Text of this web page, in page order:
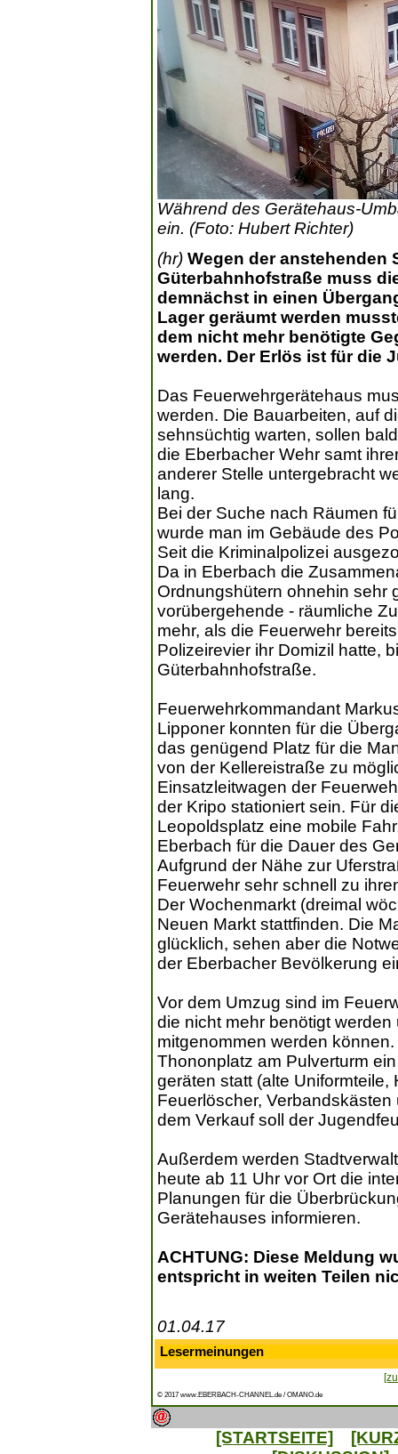
Während des Gerätehaus-
ein. (Foto: Hubert Richter)
(hr) Wegen der anstehenden
Güterbahnhofstraße muss
demnächst in einen
Lager geräumt werden
dem nicht mehr benötigte
werden. Der Erlös ist für die
Das Feuerwehrgerätehaus
werden. Die Bauarbeiten, auf
sehnsüchtig warten, sollen
die Eberbacher Wehr samt
anderer Stelle untergebracht
lang.
Bei der Suche nach Räumen
wurde man im Gebäude des
Seit die Kriminalpolizei
Da in Eberbach die
Ordnungshütern ohnehin sehr
vorübergehende - räumliche
mehr, als die Feuerwehr
Polizeirevier ihr Domizil hatte,
Güterbahnhofstraße.
Feuerwehrkommandant
Lipponer konnten für die
das genügend Platz für die
von der Kellereistraße zu
Einsatzleitwagen der
der Kripo stationiert sein. Für
Leopoldsplatz eine mobile
Eberbach für die Dauer des
Aufgrund der Nähe zur
Feuerwehr sehr schnell zu
Der Wochenmarkt (dreimal
Neuen Markt stattfinden. Die
glücklich, sehen aber die
der Eberbacher Bevölkerung
Vor dem Umzug sind im
die nicht mehr benötigt
mitgenommen werden
Thononplatz am Pulverturm
geräten statt (alte
Feuerlöscher,
dem Verkauf soll der
Außerdem werden
heute ab 11 Uhr vor Ort die
Planungen für die
Gerätehauses informieren.
ACHTUNG: Diese Meldung
entspricht in weiten Teilen
01.04.17
Lesermeinungen
© 2017 www.EBERBACH-CHANNEL.de / OMANO.de
[STARTSEITE]